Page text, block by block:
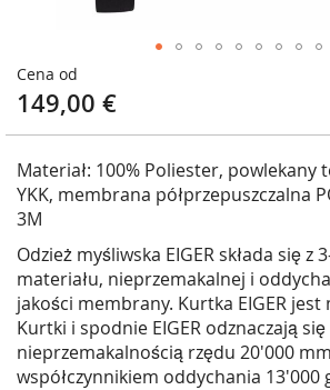
Cena od
149,00 €
Materiał: 100% Poliester, powlekany
YKK, membrana półprzepuszczalna
3M
Odzież myśliwska EIGER składa się z
materiału, nieprzemakalnej i
jakości membrany. Kurtka EIGER
Kurtki i spodnie EIGER odznaczają się
nieprzemakalnością rzędu 20'000
współczynnikiem oddychania 13'000
Przejdź
na
początek
galerii